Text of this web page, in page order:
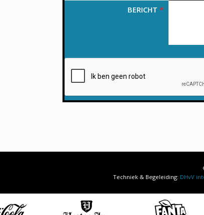
BERICHT *
Techniek & Begeleiding: DHvV